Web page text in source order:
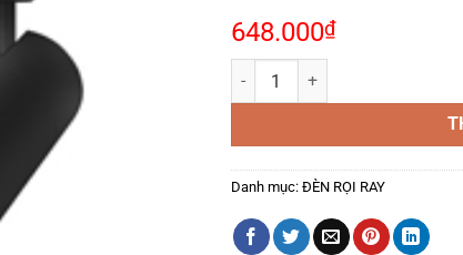
648.000₫
Đèn Rọi Ray Sapphire 30W, vỏ
Danh mục: ĐÈN RỌI RAY